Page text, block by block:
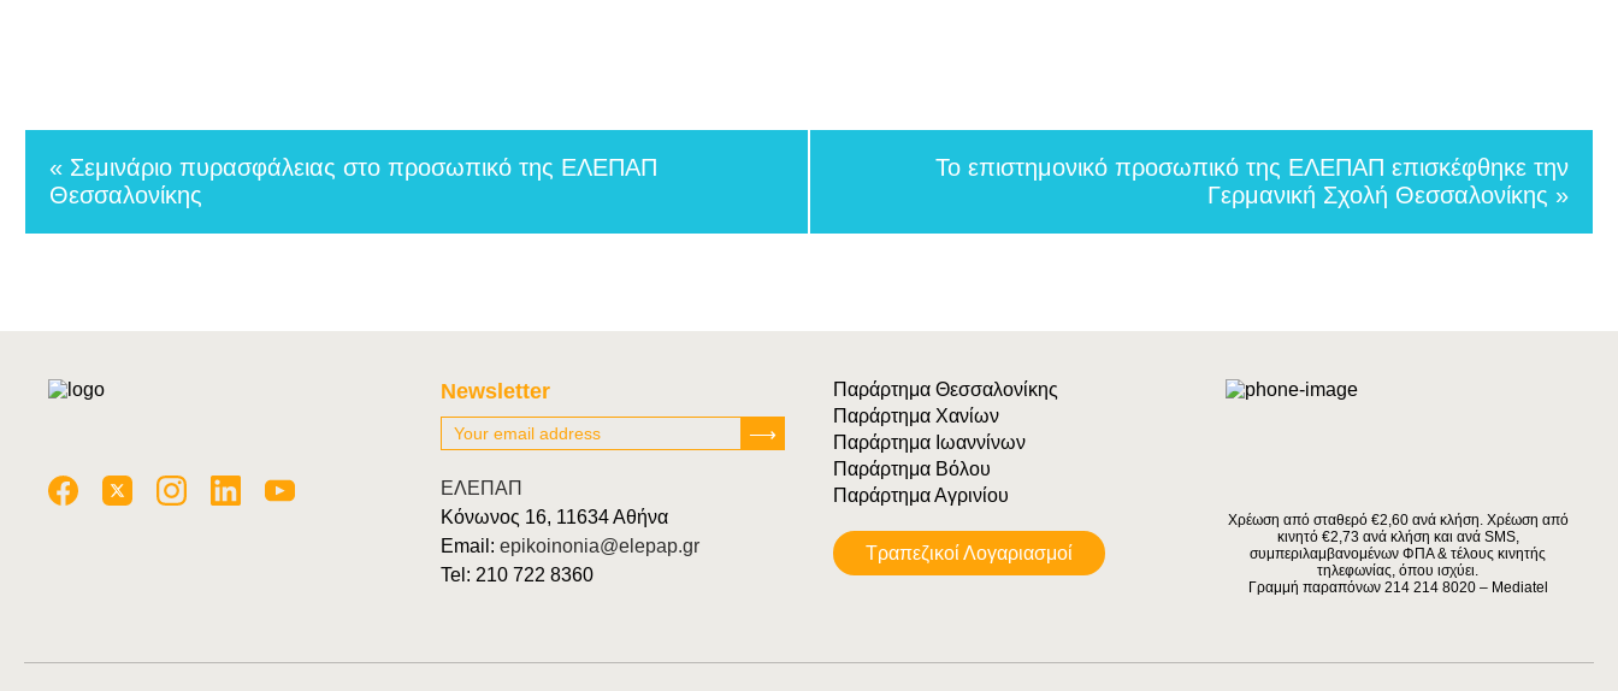
« Σεμινάριο πυρασφάλειας στο προσωπικό της ΕΛΕΠΑΠ
Θεσσαλονίκης
Το επιστημονικό προσωπικό της ΕΛΕΠΑΠ επισκέφθηκε την
Γερμανική Σχολή Θεσσαλονίκης »
Newsletter
ΕΛΕΠΑΠ
Κόνωνος 16, 11634 Αθήνα
Email: epikoinonia@elepap.gr
Tel: 210 722 8360
Παράρτημα Θεσσαλονίκης
Παράρτημα Χανίων
Παράρτημα Ιωαννίνων
Παράρτημα Βόλου
Παράρτημα Αγρινίου
Tραπεζικοί Λογαριασμοί
Χρέωση από σταθερό €2,60 ανά κλήση. Χρέωση από
κινητό €2,73 ανά κλήση και ανά SMS,
συμπεριλαμβανομένων ΦΠΑ & τέλους κινητής
τηλεφωνίας, όπου ισχύει.
Γραμμή παραπόνων 214 214 8020 – Mediatel